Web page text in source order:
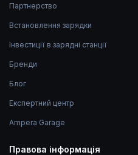
Партнерство
Встановлення зарядки
Інвестиції в зарядні станції
Бренди
Блог
Експертний центр
Ampera Garage
Правова інформація